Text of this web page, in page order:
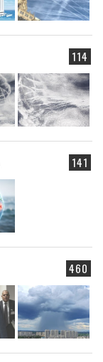
114
141
460